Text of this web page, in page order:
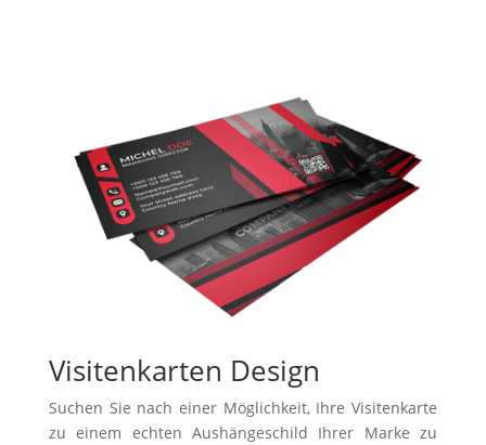
Visitenkarten Design
Suchen Sie nach einer Möglichkeit, Ihre Visitenkarte
zu einem echten Aushängeschild Ihrer Marke zu